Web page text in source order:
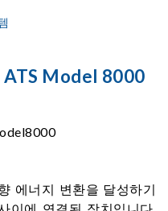
ATS Model 8000
에너지 변환을 달성하기